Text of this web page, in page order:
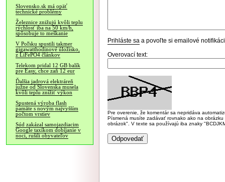
Slovensko.sk má opäť
technické problémy
Železnice znižujú kvôli teplu
rýchlosť iba na 50 km/h,
spôsobuje to meškanie
V Poľsku spustili takmer
gigawatthodinové úložisko,
z LiFePO4 článkov
Telekom pridal 12 GB balík
pre Easy, chce zaň 12 eur
Ďalšia jadrová elektráreň
južne od Slovenska musela
kvôli teplu znížiť výkon
Spustená výroba flash
pamäte s novým najvyšším
počtom vrstiev
Súd zakázal samojazdiacim
Google taxíkom dobíjanie v
noci, rušili obyvateľov
Prihláste sa a povoľte si emailové
Overovací text:
Pre overenie, že komentár sa nepridáva
Písmená musíte zadávať rovnako ako na
obrázok". V texte sa používajú iba znaky